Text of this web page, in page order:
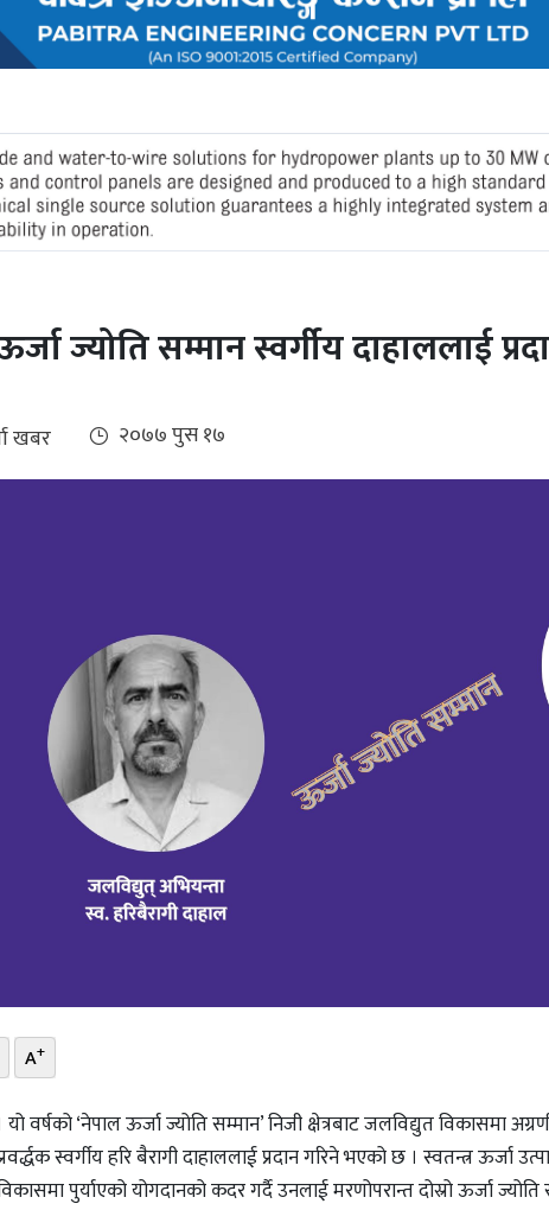
ज्योति सम्मान स्वर्गीय दाहाललाई
खबर २०७७ पुस १७
A+
वर्षको ‘नेपाल ऊर्जा ज्योति सम्मान’ निजी क्षेत्रबाट जलविद्युत विकासमा
स्वर्गीय हरि बैरागी दाहाललाई प्रदान गरिने भएको छ । स्वतन्त्र ऊर्जा
पुर्याएको योगदानको कदर गर्दै उनलाई मरणोपरान्त दोस्रो ऊर्जा ज्योति